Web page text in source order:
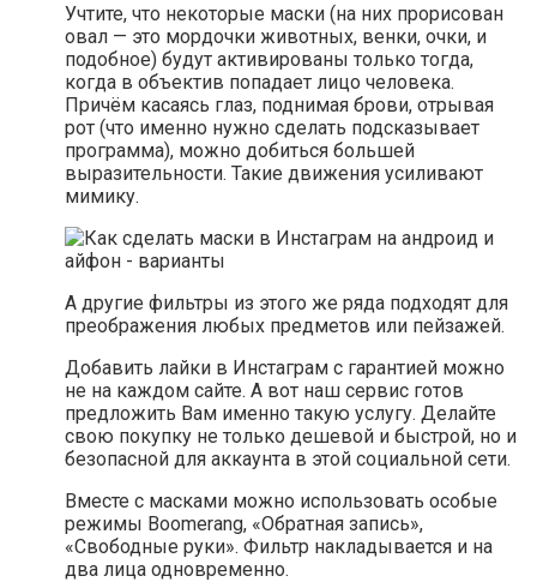
Учтите, что некоторые маски (на них прорисован
овал — это мордочки животных, венки, очки, и
подобное) будут активированы только тогда,
когда в объектив попадает лицо человека.
Причём касаясь глаз, поднимая брови, отрывая
рот (что именно нужно сделать подсказывает
программа), можно добиться большей
выразительности. Такие движения усиливают
мимику.
А другие фильтры из этого же ряда подходят для
преображения любых предметов или пейзажей.
Добавить лайки в Инстаграм с гарантией можно
не на каждом сайте. А вот наш сервис готов
предложить Вам именно такую услугу. Делайте
свою покупку не только дешевой и быстрой, но и
безопасной для аккаунта в этой социальной сети.
Вместе с масками можно использовать особые
режимы Boomerang, «Обратная запись»,
«Свободные руки». Фильтр накладывается и на
два лица одновременно.